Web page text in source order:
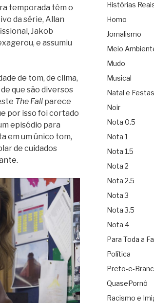
temporada têm o
da série, Allan
Jakob
e assumiu
de tom, de clima,
que são diversos
The Fall parece
por isso foi cortado
episódio para
em um único tom,
de cuidados
Histórias
Homo
Jornalismo
Meio
Mudo
Musical
Natal e Festas
Noir
Nota 0.5
Nota 1
Nota 1.5
Nota 2
Nota 2.5
Nota 3
Nota 3.5
Nota 4
Para Toda a
Política
Preto-e-
QuasePornô
Racismo e